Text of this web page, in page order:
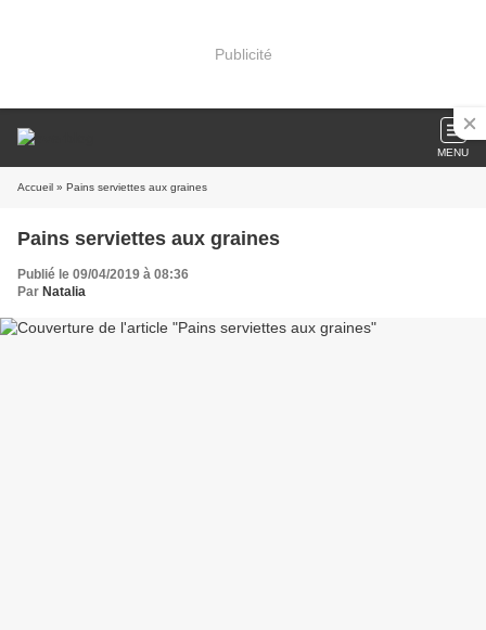
Publicité
MENU
Accueil » Pains serviettes aux graines
Pains serviettes aux graines
Publié le 09/04/2019 à 08:36
Par Natalia